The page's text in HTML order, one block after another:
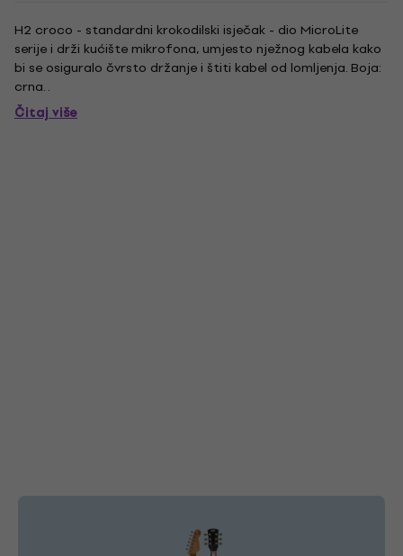
H2 croco - standardni krokodilski isječak - dio MicroLite
serije i drži kućište mikrofona, umjesto nježnog kabela kako
bi se osiguralo čvrsto držanje i štiti kabel od lomljenja. Boja:
crna. .
Čitaj više